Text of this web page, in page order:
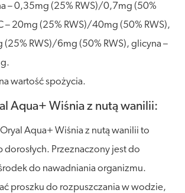
– 0,35mg (25% RWS)/0,7mg (50%
– 20mg (25% RWS)/40mg (50% RWS),
(25% RWS)/6mg (50% RWS), glicyna –
wartość spożycia.
Aqua+ Wiśnia z nutą wanilii:
Aqua+ Wiśnia z nutą wanilii to
dorosłych. Przeznaczony jest do
do nawadniania organizmu.
proszku do rozpuszczania w wodzie,